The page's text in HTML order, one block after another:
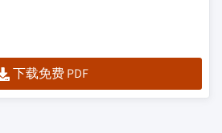
下载免费 PDF